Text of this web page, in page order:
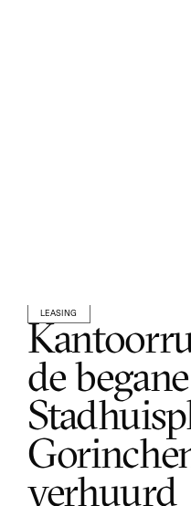
LEASING
de
verhuurd